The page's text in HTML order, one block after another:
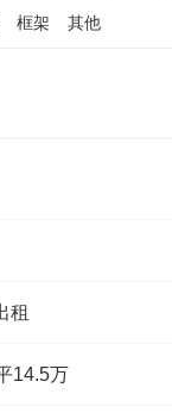
框架 其他
租
14.5万